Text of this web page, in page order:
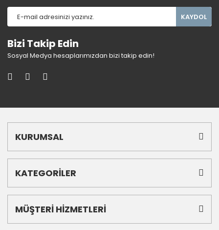
KAYDOL
Bizi Takip Edin
Sosyal Medya hesaplarımızdan bizi takip edin!
KURUMSAL
KATEGORİLER
MÜŞTERİ HİZMETLERİ